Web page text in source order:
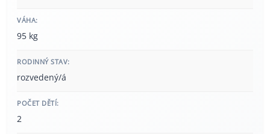
VÁHA:
95 kg
RODINNÝ STAV:
rozvedený/á
POČET DĚTÍ:
2